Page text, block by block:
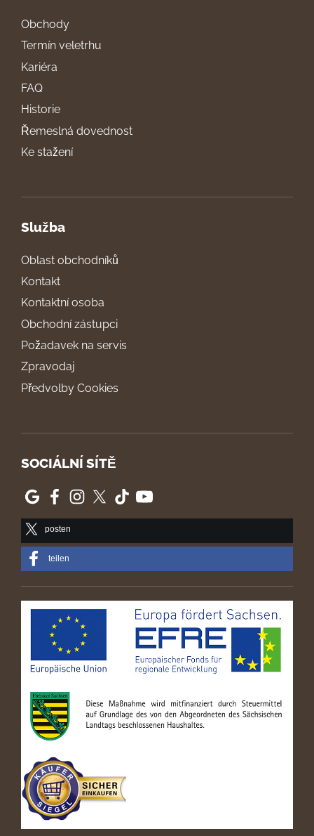
Obchody
Termín veletrhu
Kariéra
FAQ
Historie
Řemeslná dovednost
Ke stažení
Služba
Oblast obchodníků
Kontakt
Kontaktní osoba
Obchodní zástupci
Požadavek na servis
Zpravodaj
Předvolby Cookies
SOCIÁLNÍ SÍTĚ
posten
teilen